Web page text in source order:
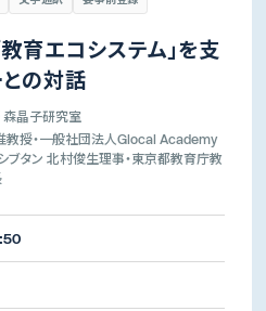
育エコシステム」を支
の対話
森晶子研究室
教授・一般社団法人Glocal Academy
ブタン 北村俊生理事・東京都教育庁教